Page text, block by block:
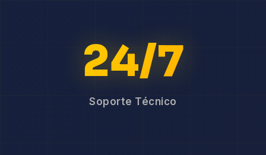
24/7
Soporte Técnico